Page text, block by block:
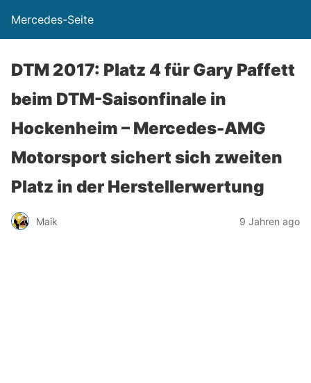
Mercedes-Seite
DTM 2017: Platz 4 für Gary Paffett
beim DTM-Saisonfinale in
Hockenheim – Mercedes-AMG
Motorsport sichert sich zweiten
Platz in der Herstellerwertung
Maik 9 Jahren ago